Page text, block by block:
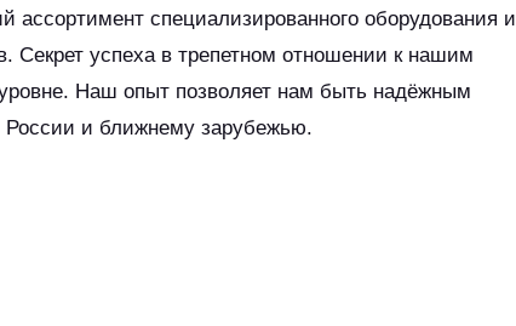
ассортимент специализированного оборудования и
Секрет успеха в трепетном отношении к нашим
Наш опыт позволяет нам быть надёжным
России и ближнему зарубежью.